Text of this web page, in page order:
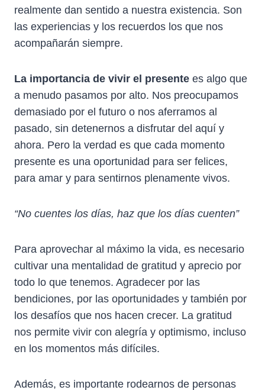
realmente dan sentido a nuestra existencia. Son
las experiencias y los recuerdos los que nos
acompañarán siempre.
La importancia de vivir el presente es algo que
a menudo pasamos por alto. Nos preocupamos
demasiado por el futuro o nos aferramos al
pasado, sin detenernos a disfrutar del aquí y
ahora. Pero la verdad es que cada momento
presente es una oportunidad para ser felices,
para amar y para sentirnos plenamente vivos.
“No cuentes los días, haz que los días cuenten”
Para aprovechar al máximo la vida, es necesario
cultivar una mentalidad de gratitud y aprecio por
todo lo que tenemos. Agradecer por las
bendiciones, por las oportunidades y también por
los desafíos que nos hacen crecer. La gratitud
nos permite vivir con alegría y optimismo, incluso
en los momentos más difíciles.
Además, es importante rodearnos de personas